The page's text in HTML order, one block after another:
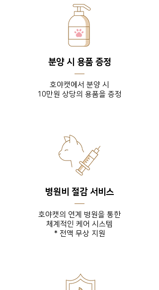
분양 시 용품 증정
호야캣에서 분양 시
10만원 상당의 용품을 증정
병원비 절감 서비스
호야캣의 연계 병원을 통한
체계적인 케어 시스템
* 전액 무상 지원